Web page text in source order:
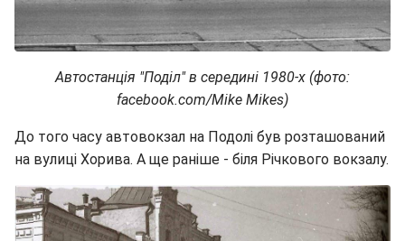
Автостанція "Поділ" в середині 1980-х (фото:
facebook.com/Mike Mikes)
До того часу автовокзал на Подолі був розташований
на вулиці Хорива. А ще раніше - біля Річкового вокзалу.